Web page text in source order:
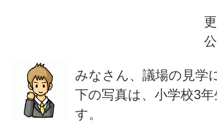
みなさん、議場の見学
下の写真は、小学校3
す。